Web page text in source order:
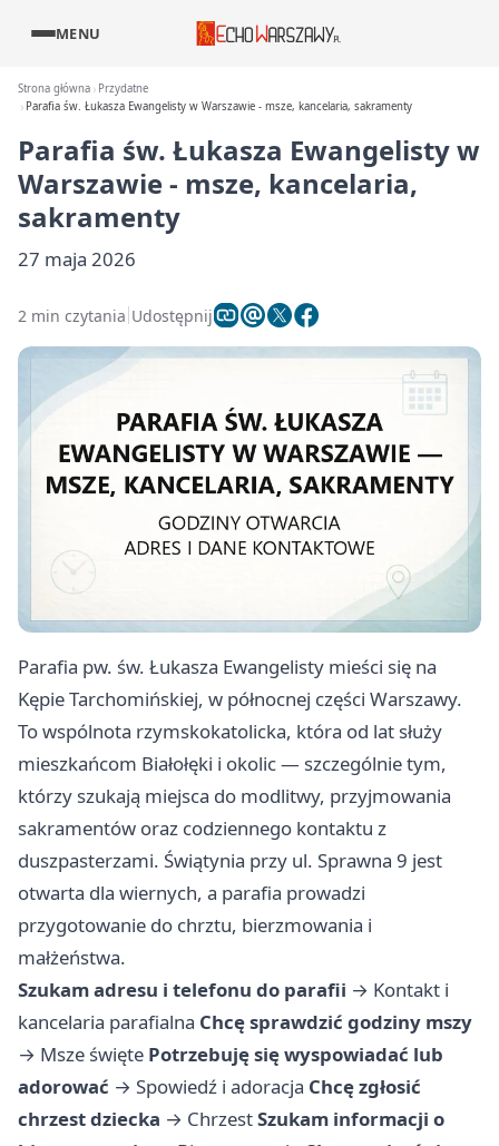
MENU
Strona główna
Przydatne
Parafia św. Łukasza Ewangelisty w Warszawie - msze, kancelaria, sakramenty
Parafia św. Łukasza Ewangelisty w
Warszawie - msze, kancelaria,
sakramenty
27 maja 2026
2 min czytania Udostępnij
Parafia pw. św. Łukasza Ewangelisty mieści się na
Kępie Tarchomińskiej, w północnej części Warszawy.
To wspólnota rzymskokatolicka, która od lat służy
mieszkańcom Białołęki i okolic — szczególnie tym,
którzy szukają miejsca do modlitwy, przyjmowania
sakramentów oraz codziennego kontaktu z
duszpasterzami. Świątynia przy ul. Sprawna 9 jest
otwarta dla wiernych, a parafia prowadzi
przygotowanie do chrztu, bierzmowania i
małżeństwa.
Szukam adresu i telefonu do parafii → Kontakt i
kancelaria parafialna Chcę sprawdzić godziny mszy
→ Msze święte Potrzebuję się wyspowiadać lub
adorować → Spowiedź i adoracja Chcę zgłosić
chrzest dziecka → ChrzestSzukam informacji o